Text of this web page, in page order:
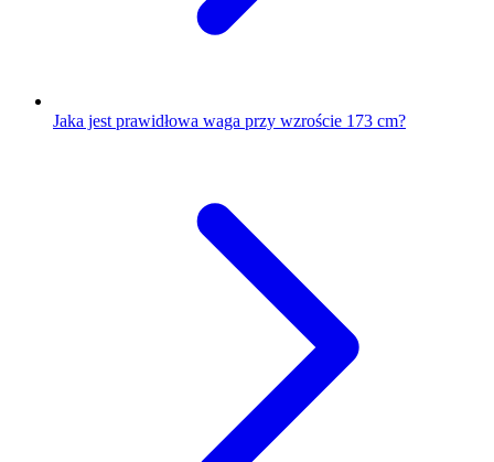
Jaka jest prawidłowa waga przy wzroście 173 cm?